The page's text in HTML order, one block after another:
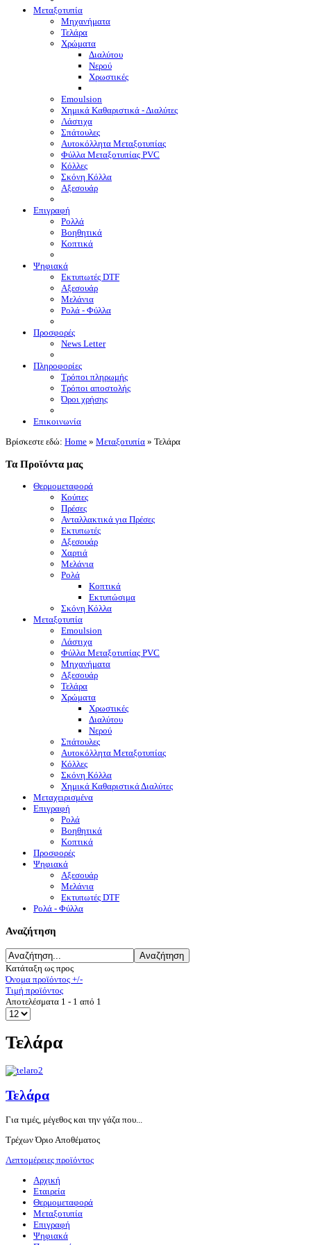
Μεταξοτυπία
Μηχανήματα
Τελάρα
Χρώματα
Διαλύτου
Νερού
Χρωστικές
Emoulsion
Χημικά Καθαριστικά - Διαλύτες
Λάστιχα
Σπάτουλες
Αυτοκόλλητα Μεταξοτυπίας
Φύλλα Μεταξοτυπίας PVC
Κόλλες
Σκόνη Κόλλα
Αξεσουάρ
Επιγραφή
Ρολλά
Βοηθητικά
Κοπτικά
Ψηφιακά
Eκτυπωτές DTF
Αξεσουάρ
Μελάνια
Ρολά - Φύλλα
Προσφορές
News Letter
Πληροφορίες
Τρόποι πληρωμής
Τρόποι αποστολής
Όροι χρήσης
Επικοινωνία
Βρίσκεστε εδώ: Home » Μεταξοτυπία » Τελάρα
Τα Προϊόντα μας
Θερμομεταφορά
Κούπες
Πρέσες
Ανταλλακτικά για Πρέσες
Εκτυπωτές
Αξεσουάρ
Χαρτιά
Μελάνια
Ρολά
Κοπτικά
Εκτυπώσιμα
Σκόνη Κόλλα
Μεταξοτυπία
Emoulsion
Λάστιχα
Φύλλα Μεταξοτυπίας PVC
Μηχανήματα
Αξεσουάρ
Τελάρα
Χρώματα
Χρωστικές
Διαλύτου
Νερού
Σπάτουλες
Αυτοκόλλητα Μεταξοτυπίας
Κόλλες
Σκόνη Κόλλα
Χημικά Καθαριστικά Διαλύτες
Μεταχειρισμένα
Επιγραφή
Ρολά
Βοηθητικά
Κοπτικά
Προσφορές
Ψηφιακά
Αξεσουάρ
Μελάνια
Eκτυπωτές DTF
Ρολά - Φύλλα
Αναζήτηση
Κατάταξη ως προς
Όνομα προϊόντος +/-
Τιμή προϊόντος
Αποτελέσματα 1 - 1 από 1
Τελάρα
Τελάρα
Για τιμές, μέγεθος και την γάζα που...
Τρέχων Όριο Αποθέματος
Λεπτομέρειες προϊόντος
Αρχική
Εταιρεία
Θερμομεταφορά
Μεταξοτυπία
Επιγραφή
Ψηφιακά